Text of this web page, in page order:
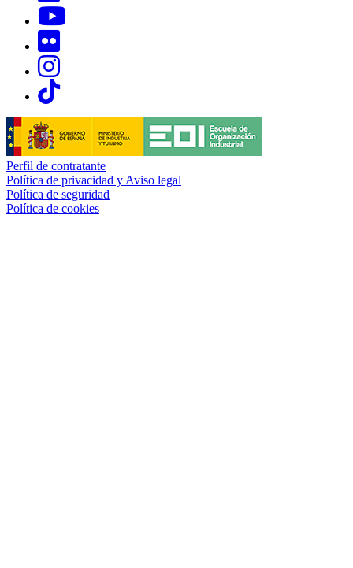
Links, Opens in this window
Links, Opens in this window
Links, Opens in this window
Perfil de contratante
Política de privacidad y Aviso legal
Política de seguridad
Política de cookies